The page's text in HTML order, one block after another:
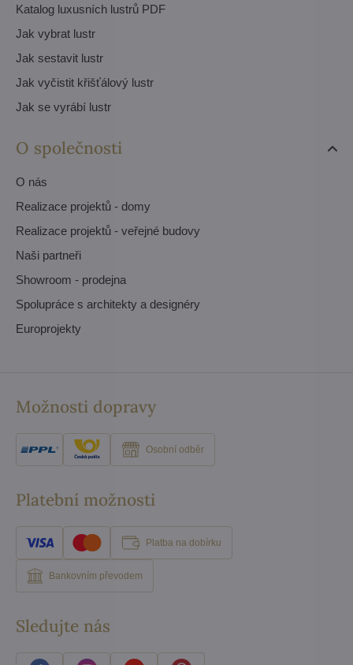
Katalog luxusních lustrů PDF
Jak vybrat lustr
Jak sestavit lustr
Jak vyčistit křišťálový lustr
Jak se vyrábí lustr
O společnosti
O nás
Realizace projektů - domy
Realizace projektů - veřejné budovy
Naši partneři
Showroom - prodejna
Spolupráce s architekty a designéry
Europrojekty
Možnosti dopravy
Osobní odběr
Platební možnosti
Platba na dobírku
Bankovním převodem
Sledujte nás